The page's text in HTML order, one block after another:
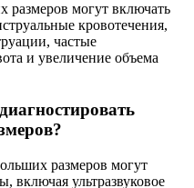
могут включать
кровотечения,
частые
и увеличение объема
размеров могут
включая ультразвуковое